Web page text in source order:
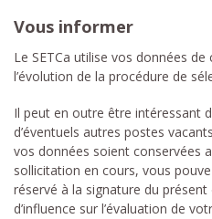
Vous informer
Le SETCa utilise vos données
l’évolution de la procédure de
Il peut en outre être intéressant
d’éventuels autres postes
vos données soient conservées
sollicitation en cours, vous
réservé à la signature du présent
d’influence sur l’évaluation de